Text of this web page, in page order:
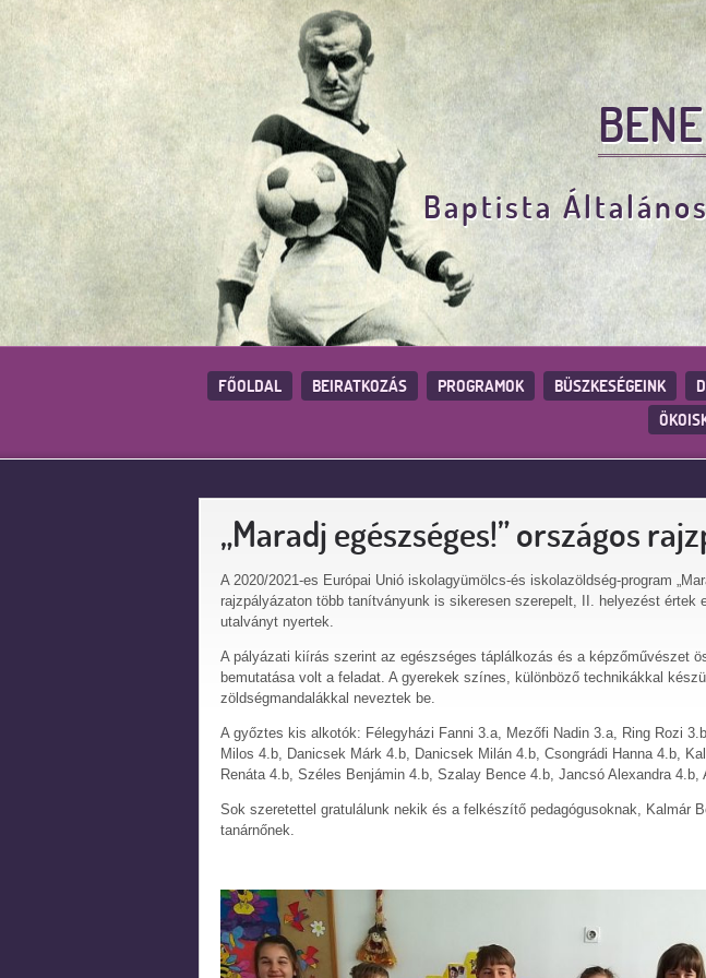
Baptista
FŐOLDAL BEIRATKOZÁS PROGRAMOK BÜSZKESÉGEINK
„Maradj egészséges!” országos
A 2020/2021-es Európai Unió iskolagyümölcs-és iskolazöldség-program
rajzpályázaton több tanítványunk is sikeresen szerepelt, II. helyezést értek
utalványt nyertek.
A pályázati kiírás szerint az egészséges táplálkozás és a képzőművészet
bemutatása volt a feladat. A gyerekek színes, különböző technikákkal
zöldségmandalákkal neveztek be.
A győztes kis alkotók: Félegyházi Fanni 3.a, Mezőfi Nadin 3.a, Ring Rozi
Milos 4.b, Danicsek Márk 4.b, Danicsek Milán 4.b, Csongrádi Hanna 4.b,
Renáta 4.b, Széles Benjámin 4.b, Szalay Bence 4.b, Jancsó Alexandra 4.b,
Sok szeretettel gratulálunk nekik és a felkészítő pedagógusoknak, Kalmár
tanárnőnek.